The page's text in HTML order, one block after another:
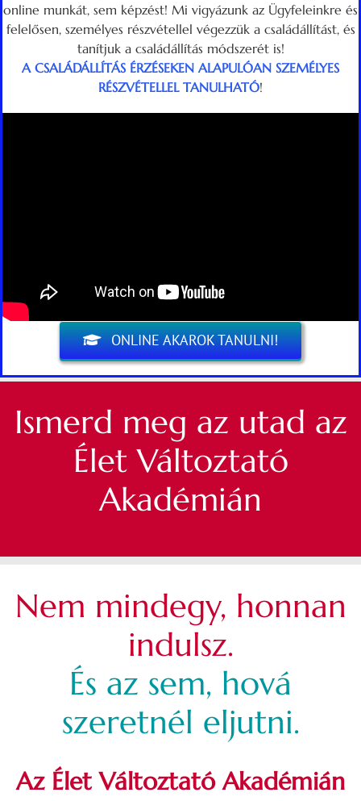
online munkát, sem képzést! Mi vigyázunk az Ügyfeleinkre és
felelősen, személyes részvétellel végezzük a családállítást, és
tanítjuk a családállítás módszerét is!
A CSALÁDÁLLÍTÁS ÉRZÉSEKEN ALAPULÓAN SZEMÉLYES
RÉSZVÉTELLEL TANULHATÓ!
ONLINE AKAROK TANULNI!
Ismerd meg az utad az
Élet Változtató
Akadémián
Nem mindegy, honnan
indulsz.
És az sem, hová
szeretnél eljutni.
Az Élet Változtató Akadémián